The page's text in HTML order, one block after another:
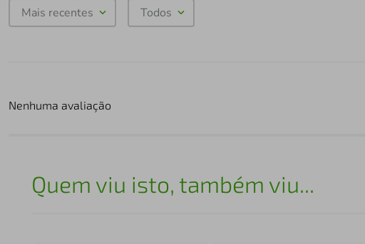
Mais recentes Todos
Nenhuma avaliação
Quem viu isto, também viu...